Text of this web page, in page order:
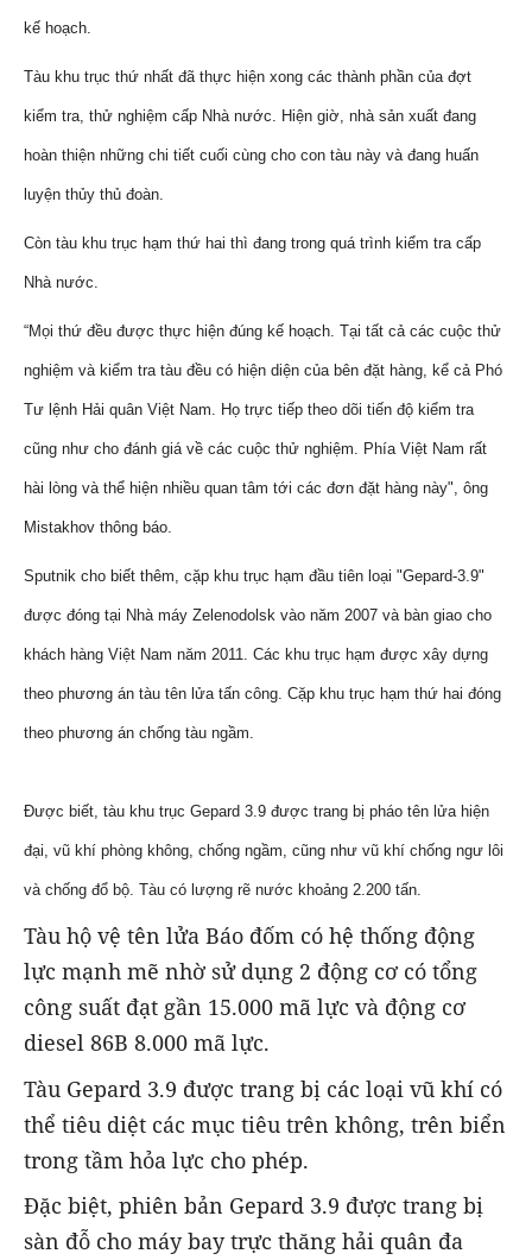
kế hoạch.
Tàu khu trục thứ nhất đã thực hiện xong các thành phần của đợt
kiểm tra, thử nghiệm cấp Nhà nước. Hiện giờ, nhà sản xuất đang
hoàn thiện những chi tiết cuối cùng cho con tàu này và đang huấn
luyện thủy thủ đoàn.
Còn tàu khu trục hạm thứ hai thì đang trong quá trình kiểm tra cấp
Nhà nước.
“Mọi thứ đều được thực hiện đúng kế hoạch. Tại tất cả các cuộc thử
nghiệm và kiểm tra tàu đều có hiện diện của bên đặt hàng, kể cả Phó
Tư lệnh Hải quân Việt Nam. Họ trực tiếp theo dõi tiến độ kiểm tra
cũng như cho đánh giá về các cuộc thử nghiệm. Phía Việt Nam rất
hài lòng và thể hiện nhiều quan tâm tới các đơn đặt hàng này", ông
Mistakhov thông báo.
Sputnik cho biết thêm, cặp khu trục hạm đầu tiên loại "Gepard-3.9"
được đóng tại Nhà máy Zelenodolsk vào năm 2007 và bàn giao cho
khách hàng Việt Nam năm 2011. Các khu trục hạm được xây dựng
theo phương án tàu tên lửa tấn công. Cặp khu trục hạm thứ hai đóng
theo phương án chống tàu ngầm.
Được biết, tàu khu trục Gepard 3.9 được trang bị pháo tên lửa hiện
đại, vũ khí phòng không, chống ngầm, cũng như vũ khí chống ngư lôi
và chống đổ bộ. Tàu có lượng rẽ nước khoảng 2.200 tấn.
Tàu hộ vệ tên lửa Báo đốm có hệ thống động
lực mạnh mẽ nhờ sử dụng 2 động cơ có tổng
công suất đạt gần 15.000 mã lực và động cơ
diesel 86B 8.000 mã lực.
Tàu Gepard 3.9 được trang bị các loại vũ khí có
thể tiêu diệt các mục tiêu trên không, trên biển
trong tầm hỏa lực cho phép.
Đặc biệt, phiên bản Gepard 3.9 được trang bị
sàn đỗ cho máy bay trực thăng hải quân đa